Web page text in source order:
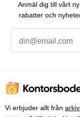
Anmäl dig till vårt
rabatter och
Vi erbjuder allt från